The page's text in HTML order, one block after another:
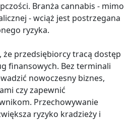
Branża cannabis - mimo
- wciąż jest postrzegana
ryzyka.
że przedsiębiorcy tracą dostęp
finansowych. Bez terminali
nowoczesny biznes,
czy zapewnić
Przechowywanie
ryzyko kradzieży i